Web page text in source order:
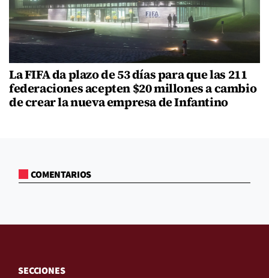
La FIFA da plazo de 53 días para que las 211
federaciones acepten $20 millones a cambio
de crear la nueva empresa de Infantino
COMENTARIOS
SECCIONES